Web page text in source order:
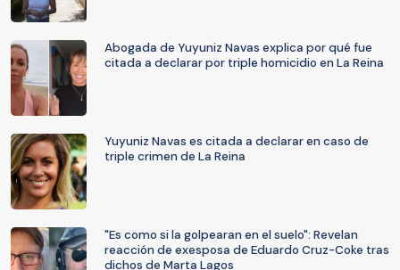
Abogada de Yuyuniz Navas explica por qué fue
citada a declarar por triple homicidio en La Reina
Yuyuniz Navas es citada a declarar en caso de
triple crimen de La Reina
"Es como si la golpearan en el suelo": Revelan
reacción de exesposa de Eduardo Cruz-Coke tras
dichos de Marta Lagos